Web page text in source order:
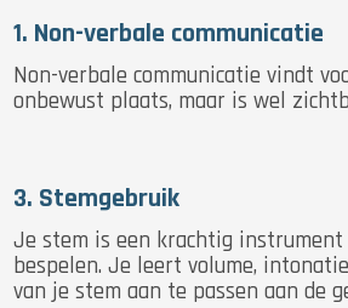
1. Non-verbale communicatie
Non-verbale communicatie vindt
onbewust plaats, maar is wel
3. Stemgebruik
Je stem is een krachtig
bespelen. Je leert volume,
van je stem aan te passen aan de